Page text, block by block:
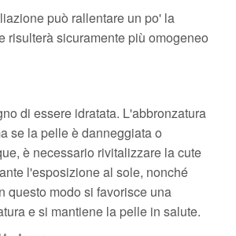
può rallentare un po' la
risulterà sicuramente più omogeneo
di essere idratata. L'abbronzatura
se la pelle è danneggiata o
è necessario rivitalizzare la cute
l'esposizione al sole, nonché
questo modo si favorisce una
e si mantiene la pelle in salute.